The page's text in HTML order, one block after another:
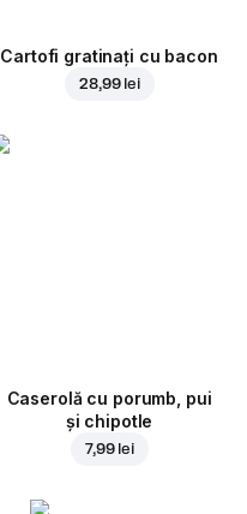
Cartofi gratinați cu bacon
28,99 lei
Caserolă cu porumb, pui
și chipotle
7,99 lei